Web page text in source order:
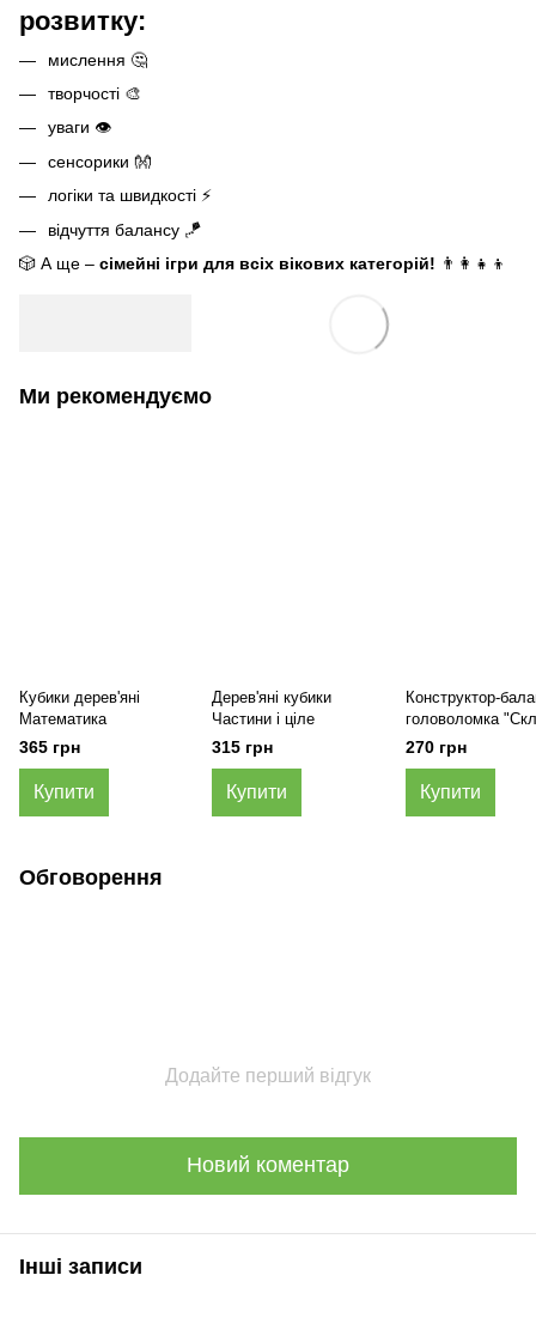
розвитку:
мислення 🤔
творчості 🎨
уваги 👁️
сенсорики 👐
логіки та швидкості ⚡
відчуття балансу 🪁
🎲 А ще – сімейні ігри для всіх вікових категорій! 👨‍👩‍👧‍👦
Ми рекомендуємо
Кубики дерев'яні
Математика
365 грн
Купити
Дерев'яні кубики
Частини і ціле
315 грн
Купити
Конструктор-
головоломка
куб"
270 грн
Купити
Обговорення
Додайте перший відгук
Новий коментар
Інші записи